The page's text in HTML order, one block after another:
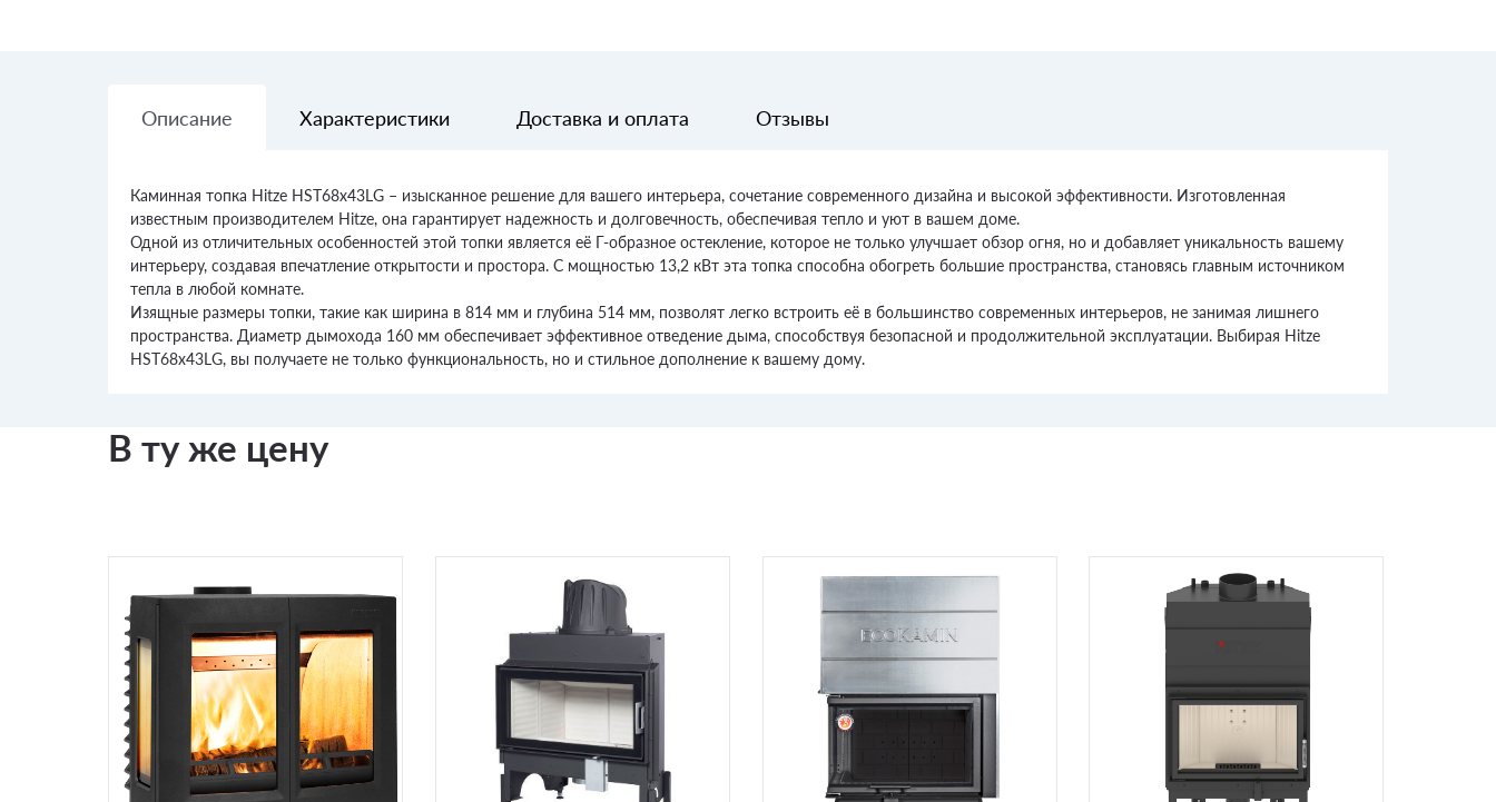
Описание Характеристики Доставка и оплата Отзывы
Каминная топка Hitze HST68x43LG – изысканное решение для вашего интерьера, сочетание современного дизайна и высокой эффективности. Изготовленная
известным производителем Hitze, она гарантирует надежность и долговечность, обеспечивая тепло и уют в вашем доме.
Одной из отличительных особенностей этой топки является её Г-образное остекление, которое не только улучшает обзор огня, но и добавляет уникальность вашему
интерьеру, создавая впечатление открытости и простора. С мощностью 13,2 кВт эта топка способна обогреть большие пространства, становясь главным источником
тепла в любой комнате.
Изящные размеры топки, такие как ширина в 814 мм и глубина 514 мм, позволят легко встроить её в большинство современных интерьеров, не занимая лишнего
пространства. Диаметр дымохода 160 мм обеспечивает эффективное отведение дыма, способствуя безопасной и продолжительной эксплуатации. Выбирая Hitze
HST68x43LG, вы получаете не только функциональность, но и стильное дополнение к вашему дому.
В ту же цену